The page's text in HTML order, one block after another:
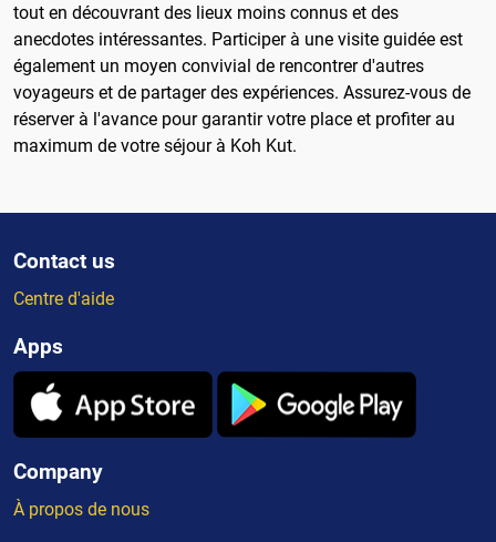
tout en découvrant des lieux moins connus et des
anecdotes intéressantes. Participer à une visite guidée est
également un moyen convivial de rencontrer d'autres
voyageurs et de partager des expériences. Assurez-vous de
réserver à l'avance pour garantir votre place et profiter au
maximum de votre séjour à Koh Kut.
Contact us
Centre d'aide
Apps
Company
À propos de nous